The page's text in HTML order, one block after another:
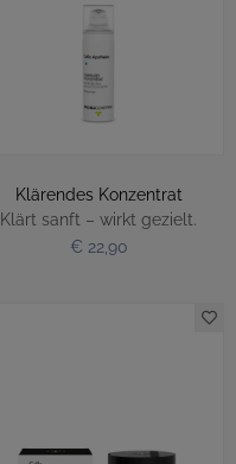
Klärendes Konzentrat
Klärt sanft – wirkt gezielt.
€ 22,90